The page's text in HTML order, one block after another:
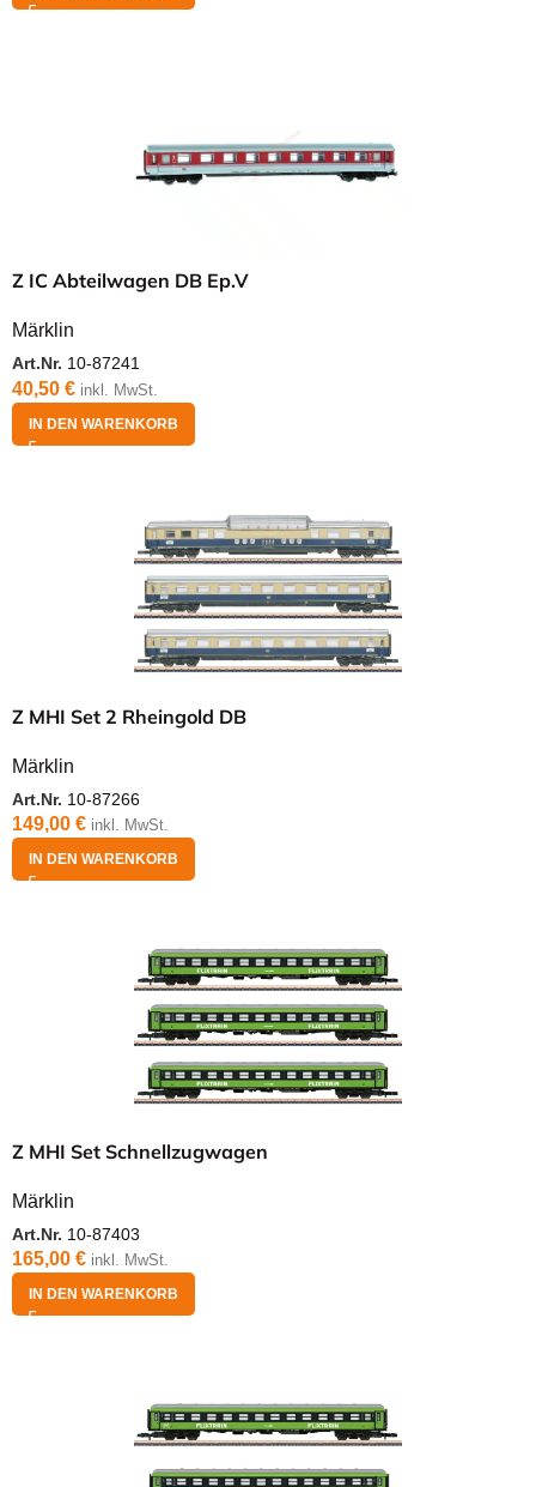
Z IC Abteilwagen DB Ep.V
Märklin
Art.Nr. 10-87241
40,50 € inkl. MwSt.
IN DEN WARENKORB
Z MHI Set 2 Rheingold DB
Märklin
Art.Nr. 10-87266
149,00 € inkl. MwSt.
IN DEN WARENKORB
Z MHI Set Schnellzugwagen
Märklin
Art.Nr. 10-87403
165,00 € inkl. MwSt.
IN DEN WARENKORB